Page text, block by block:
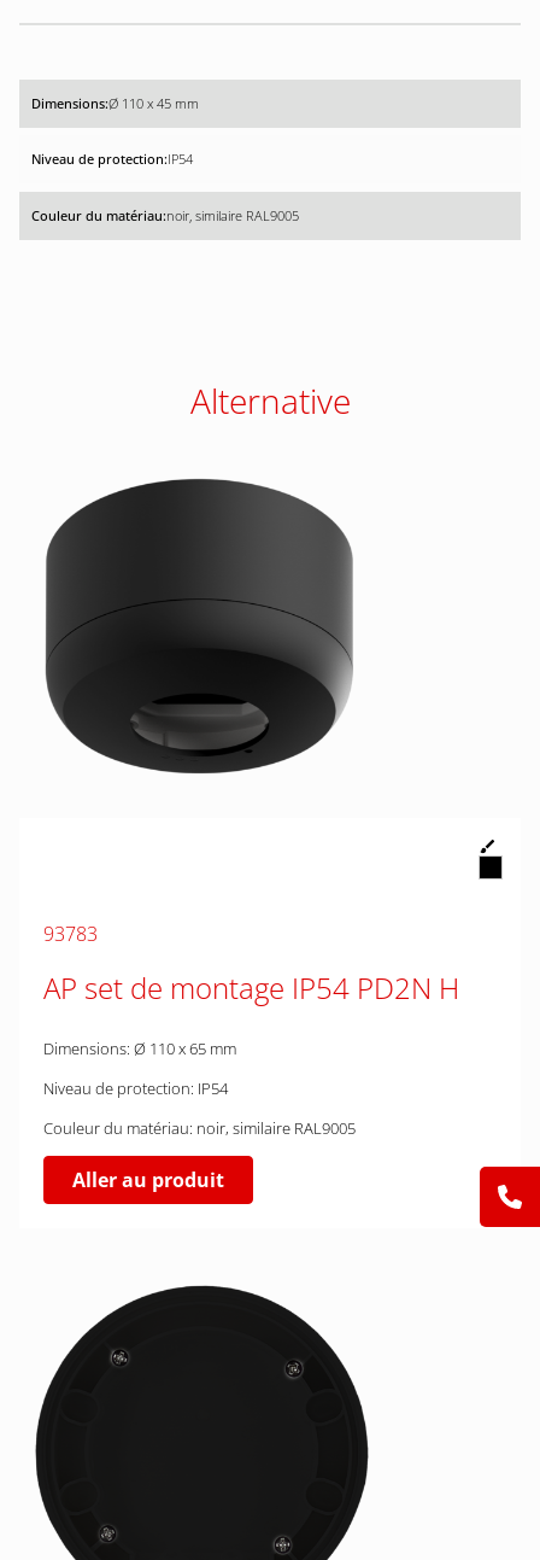
Ø 110 x 45 mm
IP54
noir, similaire RAL9005
Alternative
93783
AP set de montage IP54 PD2N H
Dimensions: Ø 110 x 65 mm
Niveau de protection: IP54
Couleur du matériau: noir, similaire RAL9005
Aller au produit